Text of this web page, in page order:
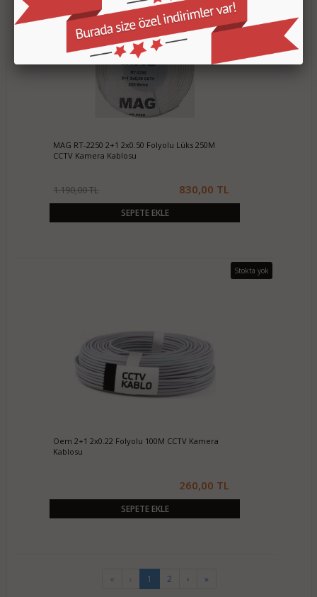
MAG RT-2250 2+1 2x0.50 Folyolu Lüks 250M
CCTV Kamera Kablosu
1.190,00 TL 830,00 TL
SEPETE EKLE
Stokta yok
Oem 2+1 2x0.22 Folyolu 100M CCTV Kamera
Kablosu
260,00 TL
SEPETE EKLE
« ‹ 1 2 › »